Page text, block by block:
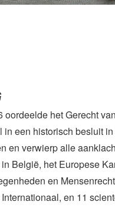
oordeelde het Gerecht
in een historisch besluit
en verwierp alle
België, het Europese
en
en 11